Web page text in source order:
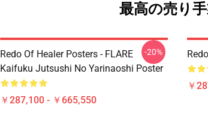
最高の売り
Redo Of Healer Posters - FLARE
Kaifuku Jutsushi No Yarinaoshi Poster
￥287,100 - ￥665,550
-20%
￥